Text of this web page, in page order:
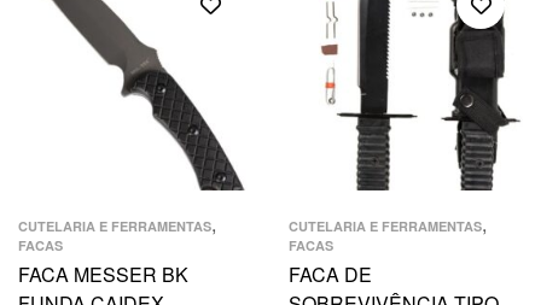
CUTELARIA E FERRAMENTAS,
FACAS
FACA MESSER BK
CUTELARIA E FERRAMENTAS,
FACAS
FACA DE